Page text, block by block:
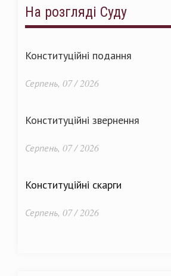
На розгляді Суду
Конституційні подання
Серпень, 07 / 2026
Конституційні звернення
Серпень, 07 / 2026
Конституційні скарги
Серпень, 07 / 2026